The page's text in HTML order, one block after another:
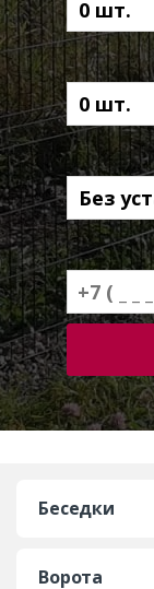
Беседки
Ворота